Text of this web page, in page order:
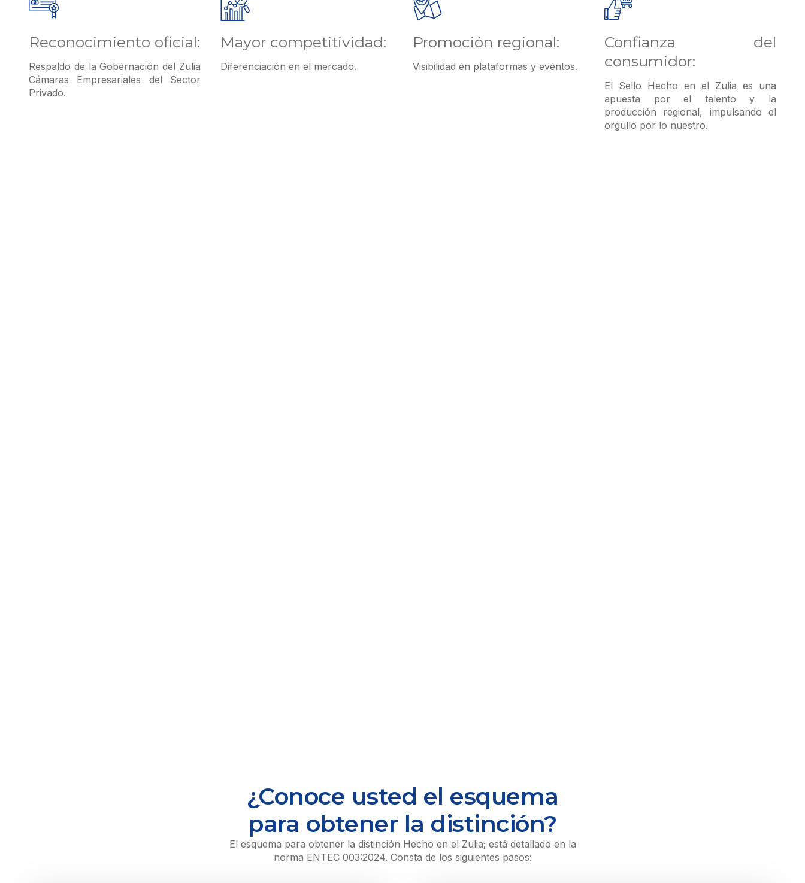
Reconocimiento oficial:
Respaldo de la Gobernación del Zulia
Cámaras Empresariales del Sector
Privado.
Mayor competitividad:
Diferenciación en el mercado.
Promoción regional:
Visibilidad en plataformas y eventos.
Confianza del
consumidor:
El Sello Hecho en el Zulia es una
apuesta por el talento y la
producción regional, impulsando el
orgullo por lo nuestro.
¿Conoce usted el esquema
para obtener la distinción?
El esquema para obtener la distinción Hecho en el Zulia; está detallado en la
norma ENTEC 003:2024. Consta de los siguientes pasos: